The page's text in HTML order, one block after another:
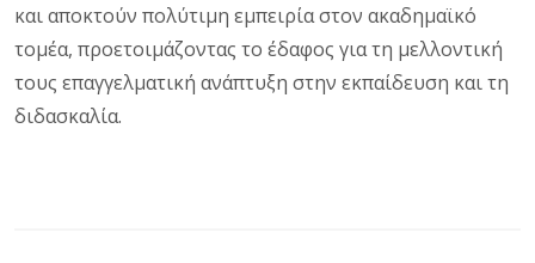
και αποκτούν πολύτιμη εμπειρία στον ακαδημαϊκό
τομέα, προετοιμάζοντας το έδαφος για τη μελλοντική
τους επαγγελματική ανάπτυξη στην εκπαίδευση και τη
διδασκαλία.